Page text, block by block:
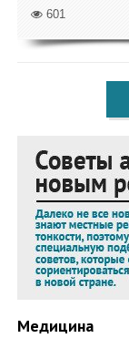
601
Медицина